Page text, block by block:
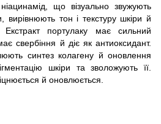
що візуально звужують
вирівнюють тон і текстуру шкіри й
Екстракт портулаку має сильний
свербіння й діє як антиоксидант.
синтез колагену й оновлення
шкіри та зволожують її.
й оновлюється.